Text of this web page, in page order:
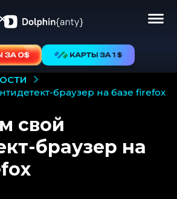
браузер на базе firefox
свой
браузер на